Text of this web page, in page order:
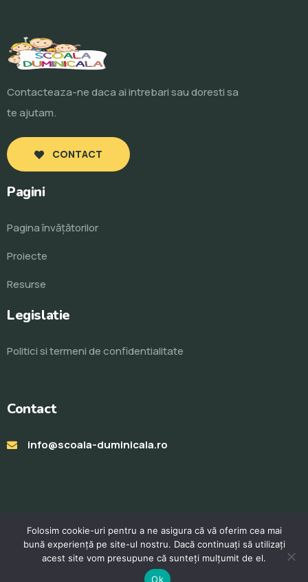
Contacteaza-ne daca ai intrebari sau doresti sa
te ajutam.
CONTACT
Pagini
Pagina învăţătorilor
Proiecte
Resurse
Legislatie
Politici si termeni de confidentialitate
Contact
info@scoala-duminicala.ro
© Toate drepturile rezervate 2023. Realizat de
Folosim cookie-uri pentru a ne asigura că vă oferim cea mai
bună experiență pe site-ul nostru. Dacă continuați să utilizați
acest site vom presupune că sunteți mulțumit de el.
Ok